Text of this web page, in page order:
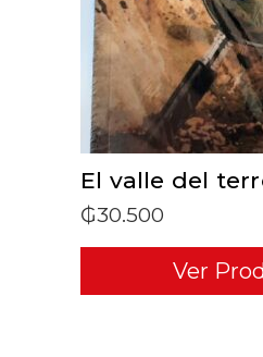
El valle del
₲30.500
Ver